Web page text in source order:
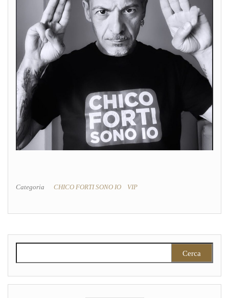
Categoria CHICO FORTI SONO IO VIP